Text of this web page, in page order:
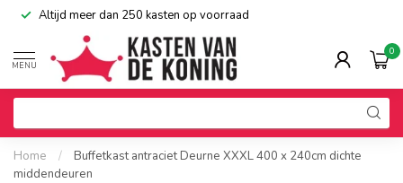
Altijd meer dan 250 kasten op voorraad
MENU
0
Home /
Buffetkast antraciet Deurne XXXL 400 x 240cm dichte
middendeuren